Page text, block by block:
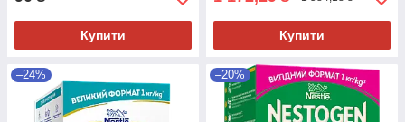
Купити Купити
–24% –20%